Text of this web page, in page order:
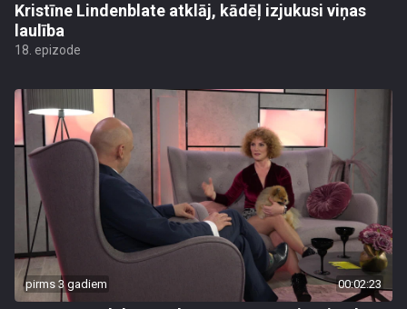
Kristīne Lindenblate atklāj, kādēļ izjukusi viņas
laulība
18. epizode
pirms 3 gadiem 00:02:23